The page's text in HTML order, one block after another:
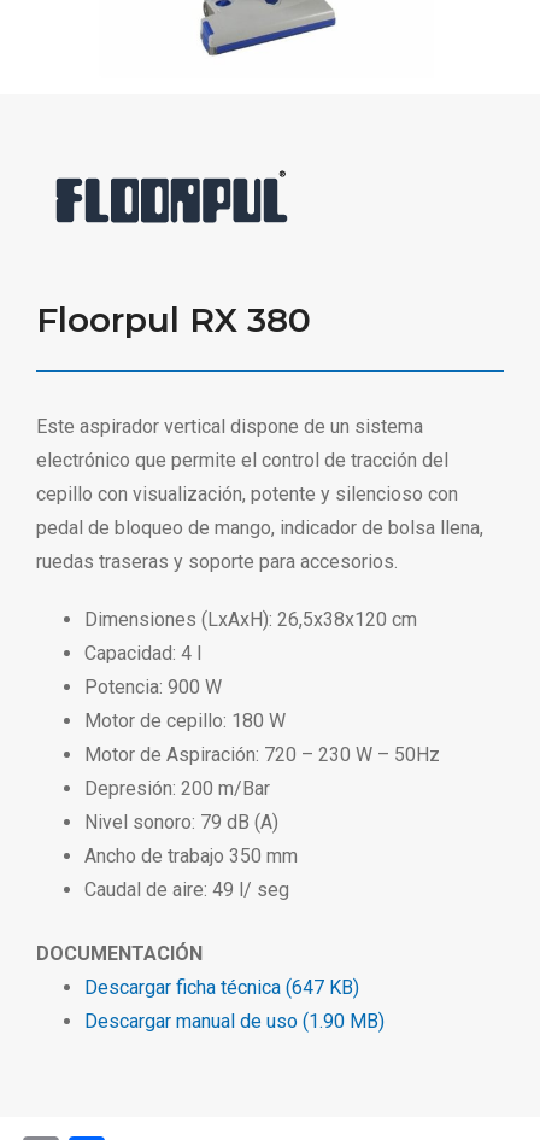
Floorpul RX 380
Este aspirador vertical dispone de un sistema
electrónico que permite el control de tracción del
cepillo con visualización, potente y silencioso con
pedal de bloqueo de mango, indicador de bolsa llena,
ruedas traseras y soporte para accesorios.
Dimensiones (LxAxH): 26,5x38x120 cm
Capacidad: 4 l
Potencia: 900 W
Motor de cepillo: 180 W
Motor de Aspiración: 720 – 230 W – 50Hz
Depresión: 200 m/Bar
Nivel sonoro: 79 dB (A)
Ancho de trabajo 350 mm
Caudal de aire: 49 l/ seg
DOCUMENTACIÓN
Descargar ficha técnica (647 KB)
Descargar manual de uso (1.90 MB)